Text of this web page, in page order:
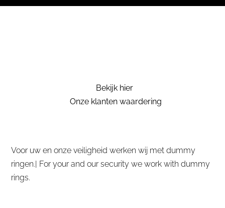
Bekijk hier
Onze klanten waardering
Voor uw en onze veiligheid werken wij met dummy
ringen.| For your and our security we work with dummy
rings.